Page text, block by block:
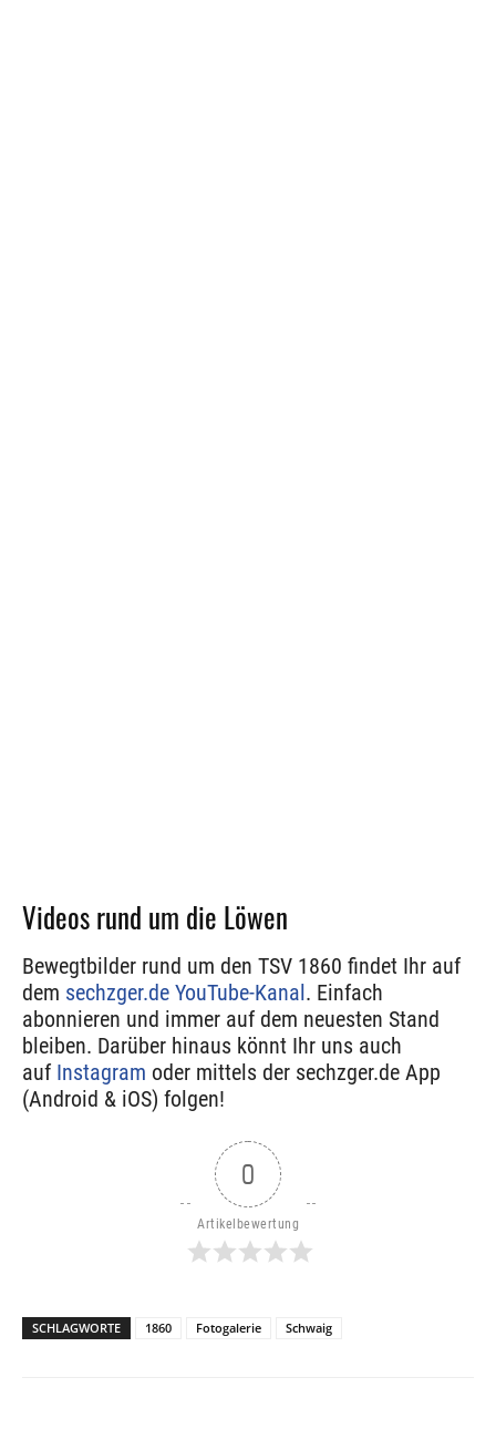
Videos rund um die Löwen
Bewegtbilder rund um den TSV 1860 findet Ihr auf
dem sechzger.de YouTube-Kanal . Einfach
abonnieren und immer auf dem neuesten Stand
bleiben. Darüber hinaus könnt Ihr uns auch
auf Instagram oder mittels der sechzger.de App
(Android & iOS) folgen!
0
Artikelbewertung
SCHLAGWORTE 1860 Fotogalerie Schwaig